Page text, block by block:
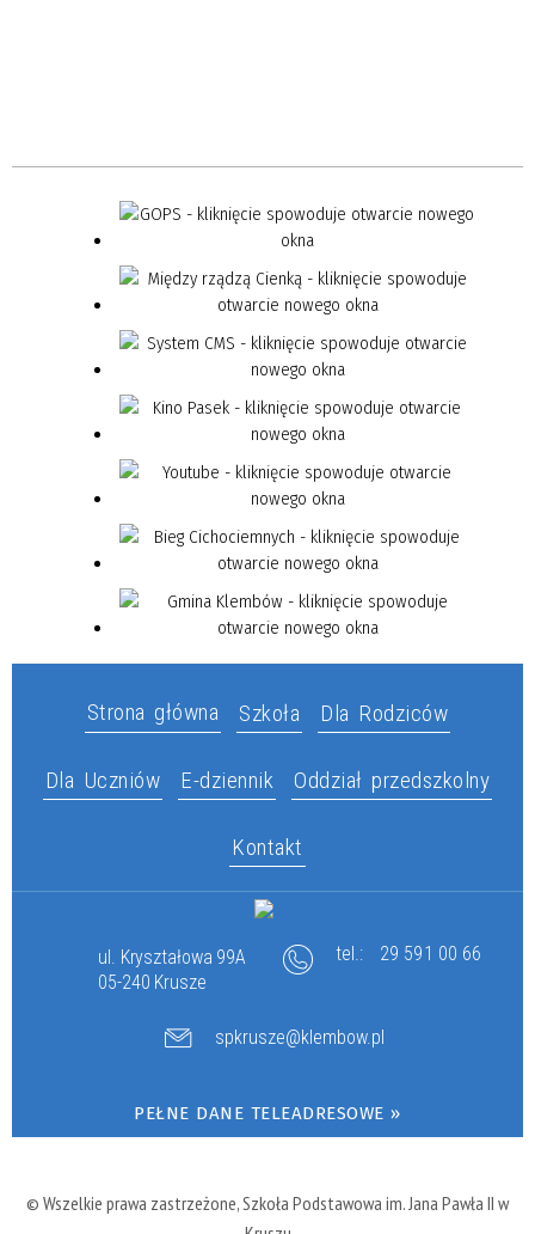
Strona główna Szkoła Dla Rodziców
Dla Uczniów E-dziennik Oddział przedszkolny
Kontakt
ul. Kryształowa 99A
05-240 Krusze
tel.: 29 591 00 66
spkrusze@klembow.pl
PEŁNE DANE TELEADRESOWE »
© Wszelkie prawa zastrzeżone, Szkoła Podstawowa im. Jana Pawła II w